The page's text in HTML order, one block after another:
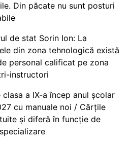
Din păcate nu sunt posturi
de stat Sorin Ion: La
din zona tehnologică există
personal calificat pe zona
instructori
clasa a IX-a încep anul școlar
cu manuale noi / Cărțile
și diferă în funcție de